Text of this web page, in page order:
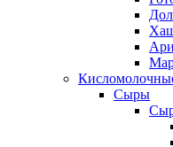
Сыры